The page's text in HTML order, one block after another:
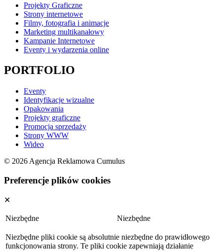
Projekty Graficzne
Strony internetowe
Filmy, fotografia i animacje
Marketing multikanałowy
Kampanie Internetowe
Eventy i wydarzenia online
PORTFOLIO
Eventy
Identyfikacje wizualne
Opakowania
Projekty graficzne
Promocja sprzedaży
Strony WWW
Wideo
© 2026 Agencja Reklamowa Cumulus
Preferencje plików cookies
✕
Niezbędne Niezbędne
Niezbędne pliki cookie są absolutnie niezbędne do prawidłowego
funkcjonowania strony. Te pliki cookie zapewniają działanie